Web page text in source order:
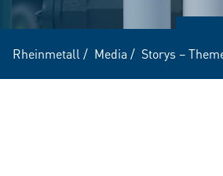
Rheinmetall / Media / Storys –